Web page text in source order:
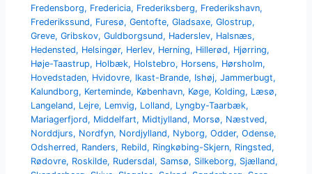
Fredensborg, Fredericia, Frederiksberg, Frederikshavn,
Frederikssund, Furesø,Gentofte,Gladsaxe,Glostrup,
Greve,Gribskov,Guldborgsund, Haderslev, Halsnæs,
Hedensted, Helsingør, Herlev, Herning, Hillerød, Hjørring,
Høje-Taastrup, Holbæk, Holstebro, Horsens, Hørsholm,
Hovedstaden, Hvidovre, Ikast-Brande, Ishøj,Jammerbugt,
Kalundborg, Kerteminde, København, Køge, Kolding, Læsø,
Langeland, Lejre, Lemvig, Lolland, Lyngby-Taarbæk,
Mariagerfjord, Middelfart, Midtjylland, Morsø, Næstved,
Norddjurs, Nordfyn, Nordjylland, Nyborg,Odder,Odense,
Odsherred, Randers, Rebild, Ringkøbing-Skjern, Ringsted,
Rødovre, Roskilde, Rudersdal, Samsø, Silkeborg, Sjælland,